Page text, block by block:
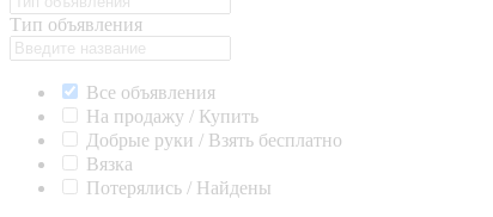
Тип объявления
Все объявления
На продажу / Купить
Добрые руки / Взять бесплатно
Вязка
Потерялись / Найдены